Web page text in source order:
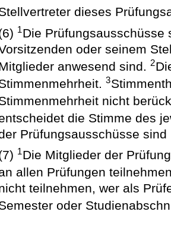
dieses
1Die Prüfungsausschüsse
oder seinem
anwesend sind.2
3
nicht
die Stimme des
Prüfungsausschüsse
1Die Mitglieder der
allen Prüfungen
teilnehmen, wer als
oder